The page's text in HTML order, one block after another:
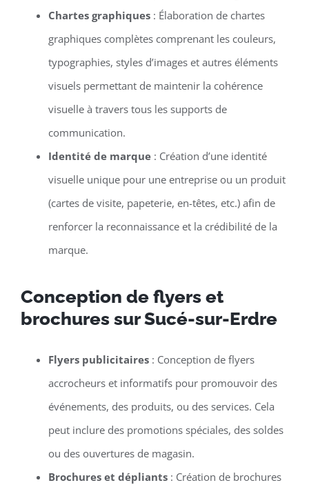
Chartes graphiques: Élaboration de chartes
graphiques complètes comprenant les couleurs,
typographies, styles d’images et autres éléments
visuels permettant de maintenir la cohérence
visuelle à travers tous les supports de
communication.
Identité de marque: Création d’une identité
visuelle unique pour une entreprise ou un produit
(cartes de visite, papeterie, en-têtes, etc.) afin de
renforcer la reconnaissance et la crédibilité de la
marque.
Conception de flyers et
brochures sur Sucé-sur-Erdre
Flyers publicitaires: Conception de flyers
accrocheurs et informatifs pour promouvoir des
événements, des produits, ou des services. Cela
peut inclure des promotions spéciales, des soldes
ou des ouvertures de magasin.
Brochures et dépliants: Création de brochures